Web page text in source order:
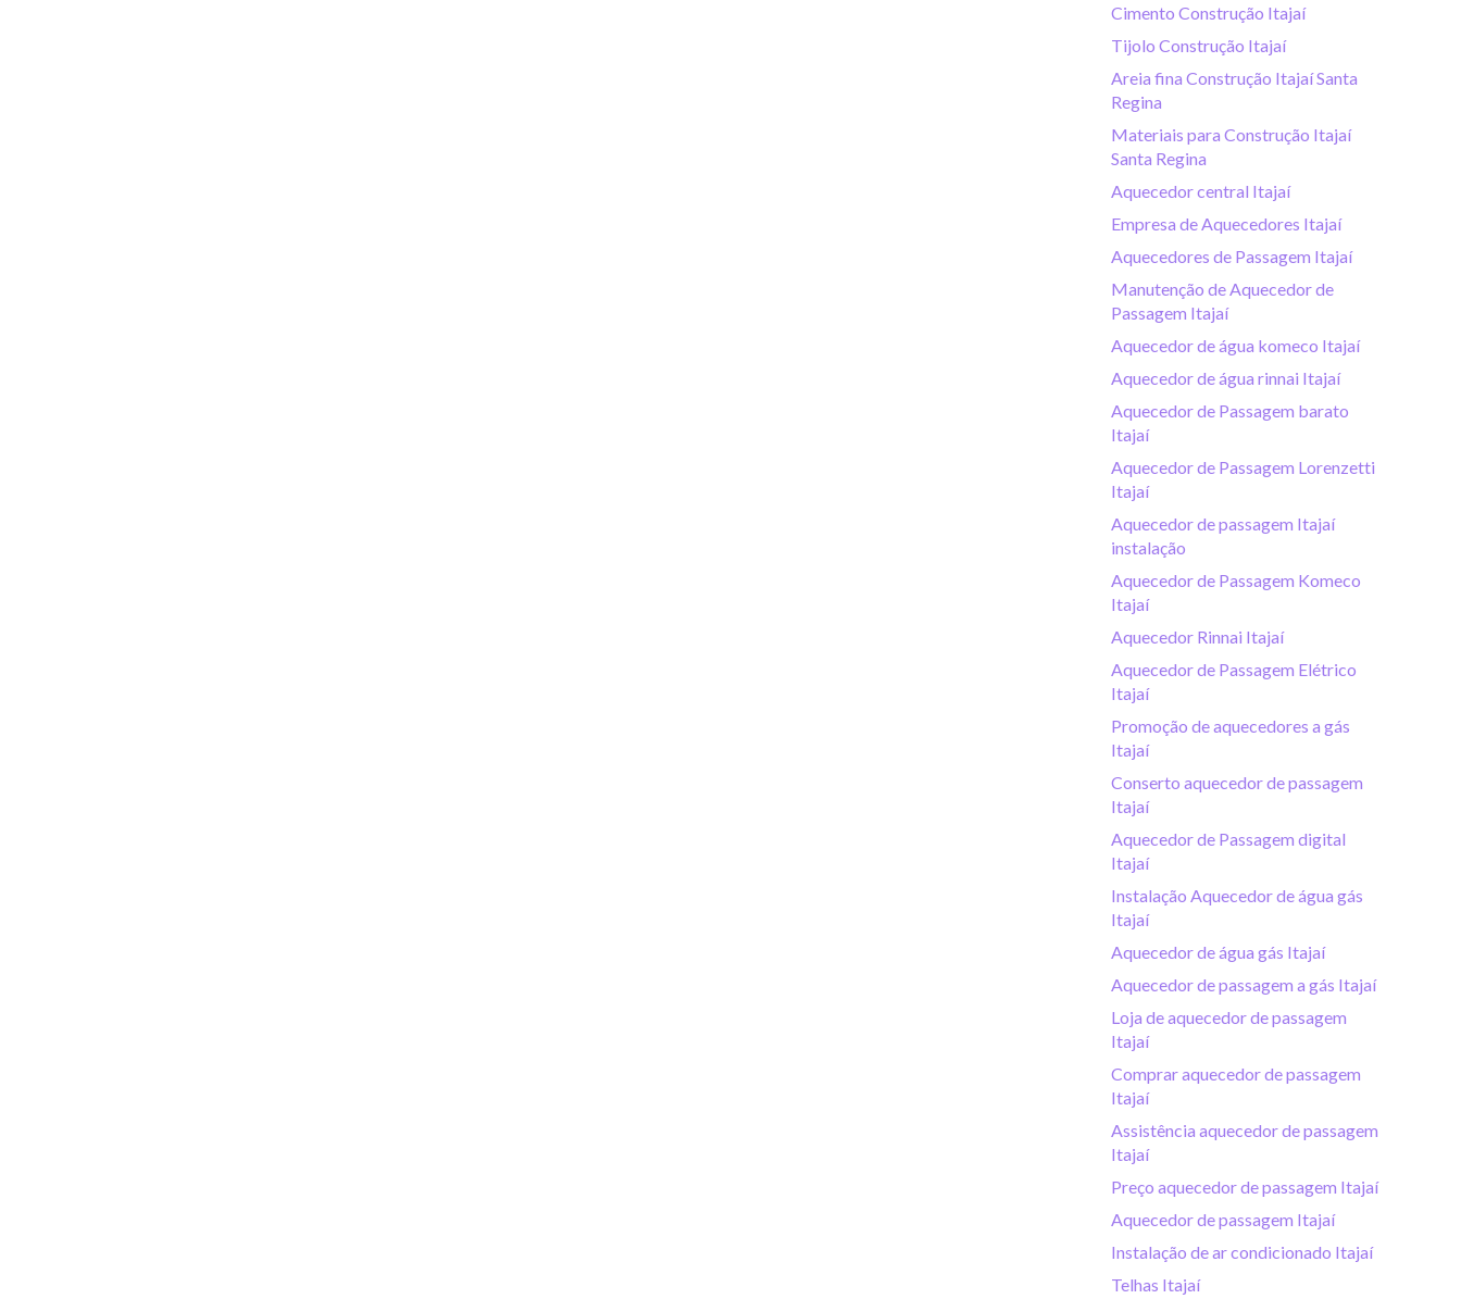
Cimento Construção Itajaí
Tijolo Construção Itajaí
Areia fina Construção Itajaí Santa
Regina
Materiais para Construção Itajaí
Santa Regina
Aquecedor central Itajaí
Empresa de Aquecedores Itajaí
Aquecedores de Passagem Itajaí
Manutenção de Aquecedor de
Passagem Itajaí
Aquecedor de água komeco Itajaí
Aquecedor de água rinnai Itajaí
Aquecedor de Passagem barato
Itajaí
Aquecedor de Passagem Lorenzetti
Itajaí
Aquecedor de passagem Itajaí
instalação
Aquecedor de Passagem Komeco
Itajaí
Aquecedor Rinnai Itajaí
Aquecedor de Passagem Elétrico
Itajaí
Promoção de aquecedores a gás
Itajaí
Conserto aquecedor de passagem
Itajaí
Aquecedor de Passagem digital
Itajaí
Instalação Aquecedor de água gás
Itajaí
Aquecedor de água gás Itajaí
Aquecedor de passagem a gás Itajaí
Loja de aquecedor de passagem
Itajaí
Comprar aquecedor de passagem
Itajaí
Assistência aquecedor de passagem
Itajaí
Preço aquecedor de passagem Itajaí
Aquecedor de passagem Itajaí
Instalação de ar condicionado Itajaí
Telhas Itajaí